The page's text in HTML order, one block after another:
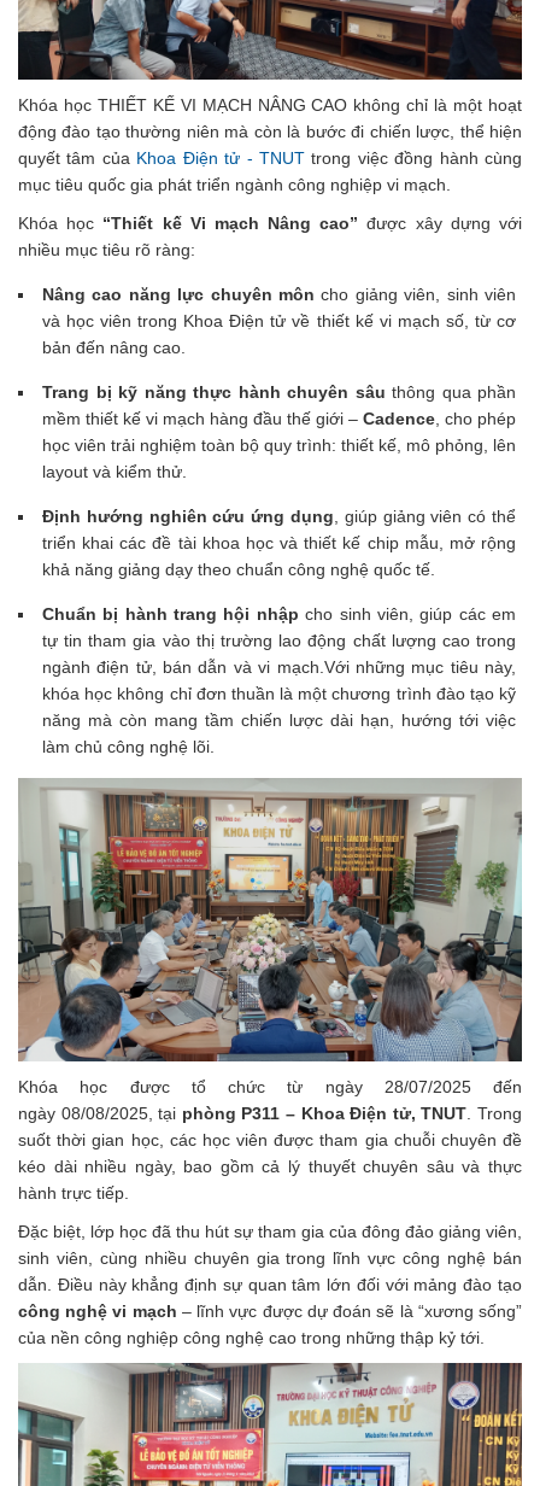
Khóa học THIẾT KẾ VI MẠCH NÂNG CAO không chỉ là một hoạt
động đào tạo thường niên mà còn là bước đi chiến lược, thể hiện
quyết tâm của Khoa Điện tử - TNUTtrong việc đồng hành cùng
mục tiêu quốc gia phát triển ngành công nghiệp vi mạch.
Khóa học “Thiết kế Vi mạch Nâng cao” được xây dựng với
nhiều mục tiêu rõ ràng:
Nâng cao năng lực chuyên môn cho giảng viên, sinh viên
và học viên trong Khoa Điện tử về thiết kế vi mạch số, từ cơ
bản đến nâng cao.
Trang bị kỹ năng thực hành chuyên sâu thông qua phần
mềm thiết kế vi mạch hàng đầu thế giới – Cadence , cho phép
học viên trải nghiệm toàn bộ quy trình: thiết kế, mô phỏng, lên
layout và kiểm thử.
Định hướng nghiên cứu ứng dụng , giúp giảng viên có thể
triển khai các đề tài khoa học và thiết kế chip mẫu, mở rộng
khả năng giảng dạy theo chuẩn công nghệ quốc tế.
Chuẩn bị hành trang hội nhập cho sinh viên, giúp các em
tự tin tham gia vào thị trường lao động chất lượng cao trong
ngành điện tử, bán dẫn và vi mạch.Với những mục tiêu này,
khóa học không chỉ đơn thuần là một chương trình đào tạo kỹ
năng mà còn mang tầm chiến lược dài hạn, hướng tới việc
làm chủ công nghệ lõi.
Khóa học được tổ chức từ ngày 28/07/2025 đến
ngày 08/08/2025, tại phòng P311 – Khoa Điện tử, TNUT. Trong
suốt thời gian học, các học viên được tham gia chuỗi chuyên đề
kéo dài nhiều ngày, bao gồm cả lý thuyết chuyên sâu và thực
hành trực tiếp.
Đặc biệt, lớp học đã thu hút sự tham gia của đông đảo giảng viên,
sinh viên, cùng nhiều chuyên gia trong lĩnh vực công nghệ bán
dẫn. Điều này khẳng định sự quan tâm lớn đối với mảng đào tạo
công nghệ vi mạch – lĩnh vực được dự đoán sẽ là “xương sống”
của nền công nghiệp công nghệ cao trong những thập kỷ tới.